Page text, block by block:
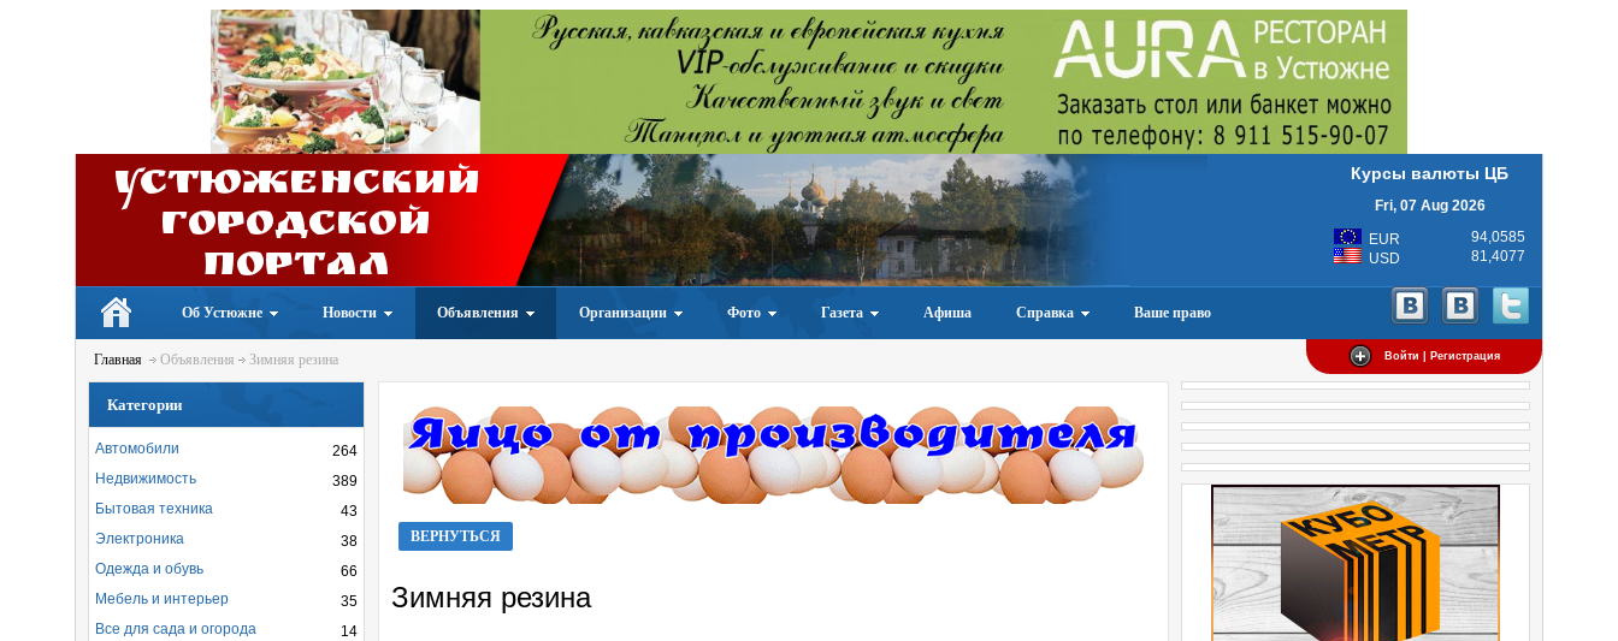
Устюженский
Городской
портал
Курсы валюты ЦБ
Fri, 07 Aug 2026
EUR
94,0585
USD
81,4077
Об Устюжне Новости Объявления Организации Фото Газета Афиша Справка Ваше право
Войти | Регистрация
Главная Объявления Зимняя резина
ВЕРНУТЬСЯ
Зимняя резина
Категории
264
Автомобили
389
Недвижимость
43
Бытовая техника
38
Электроника
66
Одежда и обувь
35
Мебель и интерьер
14
Все для сада и огорода